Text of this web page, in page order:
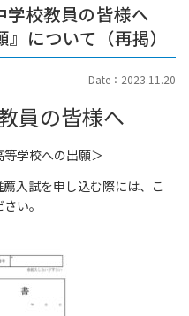
学校教員の皆様へ
について（再掲）
Date：2023.11.20
員の皆様へ
学校への出願＞
入試を申し込む際には、こ
い。